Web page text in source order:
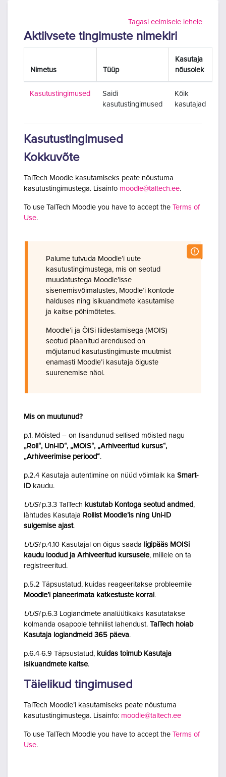
Tagasi eelmisele lehele
Aktiivsete tingimuste nimekiri
Nimetus Tüüp
Kasutaja
nõusolek
Kasutustingimused
Saidi
kasutustingimused
Kõik
kasutajad
Kasutustingimused
Kokkuvõte
TalTech Moodle kasutamiseks peate nõustuma
kasutustingimustega. Lisainfo moodle@taltech.ee.
To use TalTech Moodle you have to accept the Terms of
Use.
Palume tutvuda Moodle’i uute
kasutustingimustega, mis on seotud
muudatustega Moodle’isse
sisenemisvõimalustes, Moodle’i kontode
halduses ning isikuandmete kasutamise
ja kaitse põhimõtetes.
Moodle’i ja ÕISi liidestamisega (MOIS)
seotud plaanitud arendused on
mõjutanud kasutustingimuste muutmist
enamasti Moodle’i kasutaja õiguste
suurenemise näol.
Mis on muutunud?
p.1. Mõisted – on lisandunud sellised mõisted nagu
„Roll“, Uni-ID“, „MOIS“, „Arhiveeritud kursus“,
„Arhiveerimise periood“.
p.2.4 Kasutaja autentimine on nüüd võimlaik ka Smart-
ID kaudu.
UUS!p.3.3 TalTech kustutab Kontoga seotud andmed,
lähtudes Kasutaja Rollist Moodle’is ning Uni-ID
sulgemise ajast.
UUS!p.4.10 Kasutajal on õigus saada ligipääs MOISi
kaudu loodud ja Arhiveeritud kursusele, millele on ta
registreeritud.
p.5.2 Täpsustatud, kuidas reageeritakse probleemile
Moodle’i planeerimata katkestuste korral .
UUS!p.6.3 Logiandmete analüütikaks kasutatakse
kolmanda osapoole tehnilist lahendust. TalTech hoiab
Kasutaja logiandmeid 365 päeva.
p.6.4-6.9 Täpsustatud, kuidas toimub Kasutaja
isikuandmete kaitse.
Täielikud tingimused
TalTech Moodle’i kasutamiseks peate nõustuma
kasutustingimustega. Lisainfo: moodle@taltech.ee
To use TalTech Moodle you have to accept the Terms of
Use.